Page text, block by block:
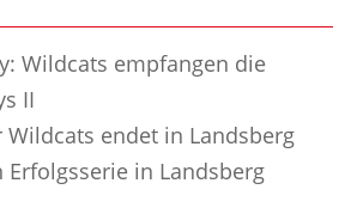
Wildcats empfangen die
II
Wildcats endet in Landsberg
in Landsberg